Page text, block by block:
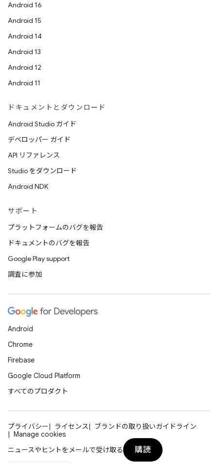
Android 16
Android 15
Android 14
Android 13
Android 12
Android 11
ドキュメントとダウンロード
Android Studio ガイド
デベロッパー ガイド
API リファレンス
Studio をダウンロード
Android NDK
サポート
プラットフォームのバグを報告
ドキュメントのバグを報告
Google Play support
調査に参加
Android
Chrome
Firebase
Google Cloud Platform
すべてのプロダクト
プライバシー ライセンス
ブランドの取り扱いガイドライン
Manage cookies
ニュースやヒントをメールで受け取る
購読